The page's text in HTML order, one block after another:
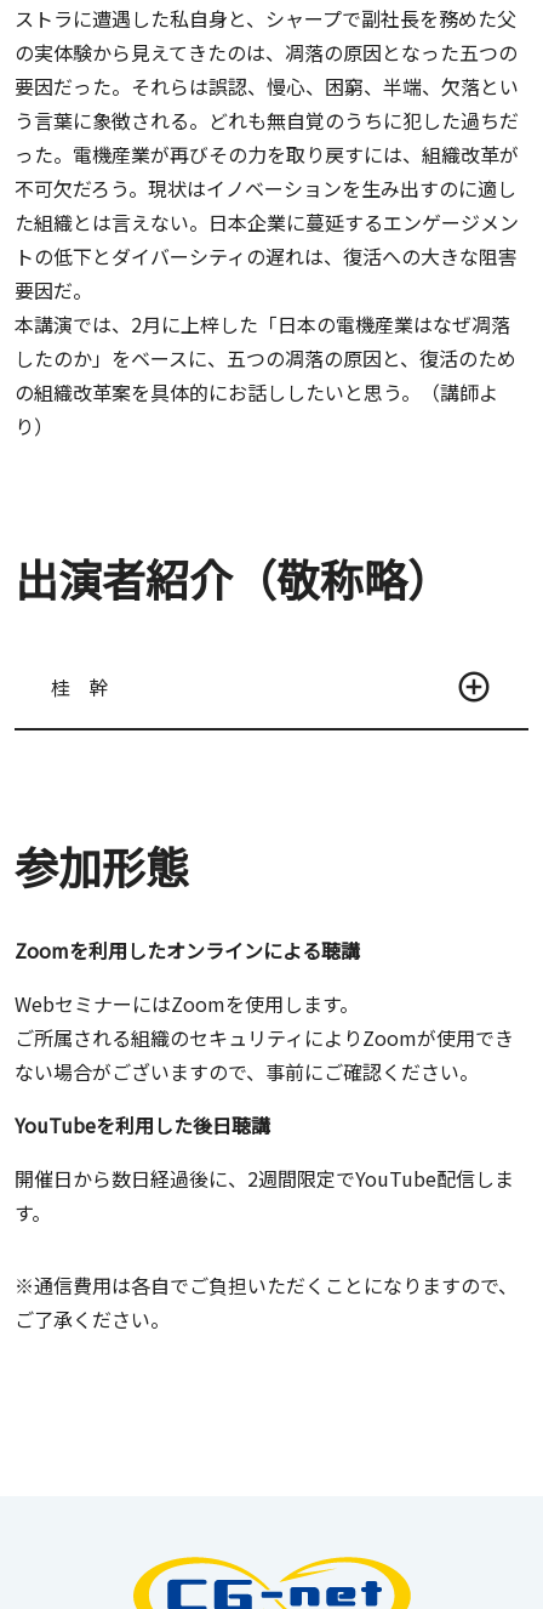
ストラに遭遇した私自身と、シャープで副社長を務めた父
の実体験から見えてきたのは、凋落の原因となった五つの
要因だった。それらは誤認、慢心、困窮、半端、欠落とい
う言葉に象徴される。どれも無自覚のうちに犯した過ちだ
った。電機産業が再びその力を取り戻すには、組織改革が
不可欠だろう。現状はイノベーションを生み出すのに適し
た組織とは言えない。日本企業に蔓延するエンゲージメン
トの低下とダイバーシティの遅れは、復活への大きな阻害
要因だ。
本講演では、2月に上梓した「日本の電機産業はなぜ凋落
したのか」をベースに、五つの凋落の原因と、復活のため
の組織改革案を具体的にお話ししたいと思う。（講師よ
り）
出演者紹介（敬称略）
桂 幹
参加形態
Zoomを利用したオンラインによる聴講
WebセミナーにはZoomを使用します。
ご所属される組織のセキュリティによりZoomが使用でき
ない場合がございますので、事前にご確認ください。
YouTubeを利用した後日聴講
開催日から数日経過後に、2週間限定でYouTube配信しま
す。
※通信費用は各自でご負担いただくことになりますので、
ご了承ください。